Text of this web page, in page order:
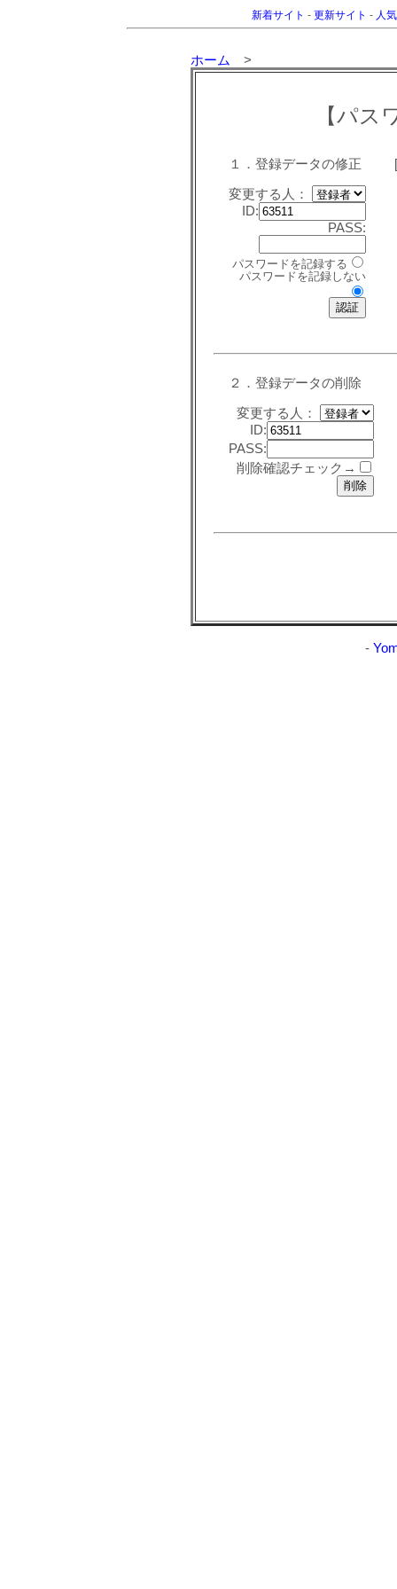
新着サイト - 更新サイト - 人
ホーム >
【パス
１．登録データの修正
変更する人：
ID:
PASS:
パスワードを記録する
パスワードを記録しない
２．登録データの削除
変更する人：
ID:
PASS:
削除確認チェック→
-